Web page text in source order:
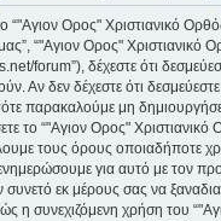
“"Αγιον Ορος" Χριστιανικό
μας”, “"Αγιον Ορος"
forum”), δέχεστε ότι
Αν δεν δέχεστε ότι
παρακαλούμε μη
το “"Αγιον Ορος"
τους όρους οποιαδήποτε
για αυτό με τον
εκ μέρους σας να
η συνεχιζόμενη χρήση του